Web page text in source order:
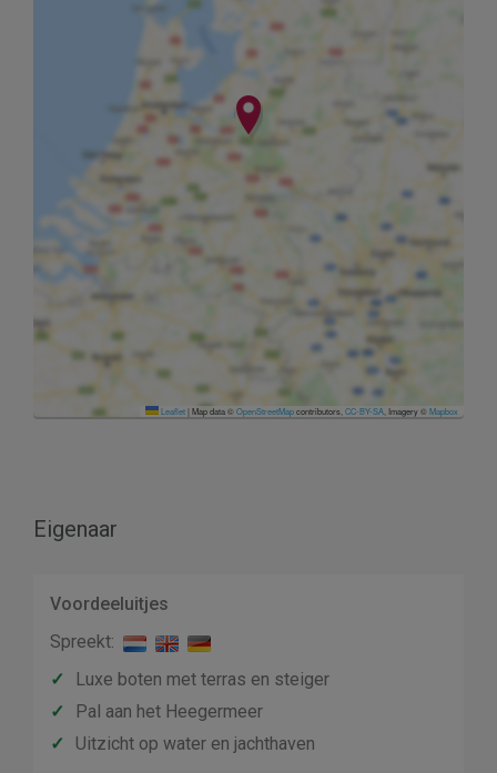
Leaflet|Map data ©OpenStreetMapcontributors,CC-BY-SA, Imagery ©Mapbox
Eigenaar
Voordeeluitjes
Spreekt:
✓
Luxe boten met terras en steiger
✓
Pal aan het Heegermeer
✓
Uitzicht op water en jachthaven